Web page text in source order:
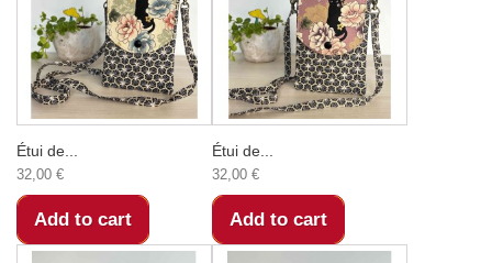
Étui de...
32,00 €
Add to cart
Étui de...
32,00 €
Add to cart